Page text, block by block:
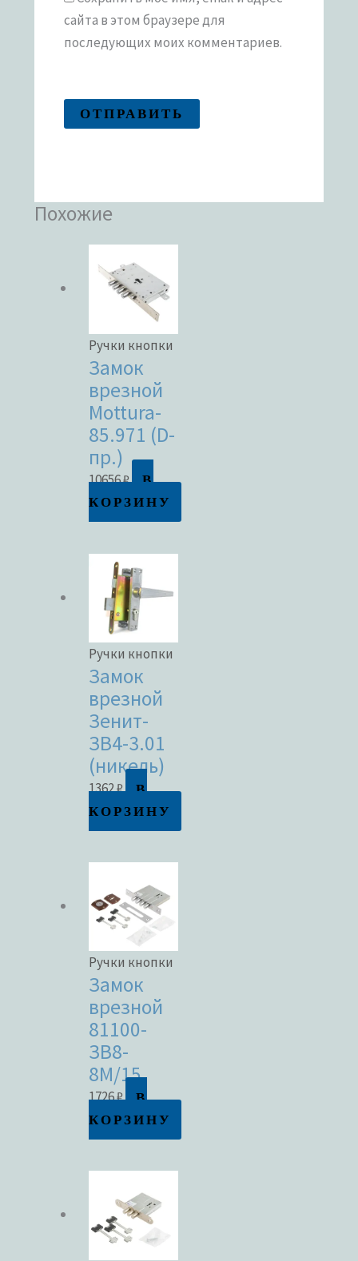
сайта в этом браузере для
последующих моих комментариев.
Похожие
Ручки кнопки
Замок
врезной
Mottura-
85.971 (D-
пр.)
10656₽
В
КОРЗИНУ
Ручки кнопки
Замок
врезной
Зенит-
ЗВ4-3.01
(никель)
1362₽
В
КОРЗИНУ
Ручки кнопки
Замок
врезной
81100-
ЗВ8-
8М/15
1726₽
В
КОРЗИНУ